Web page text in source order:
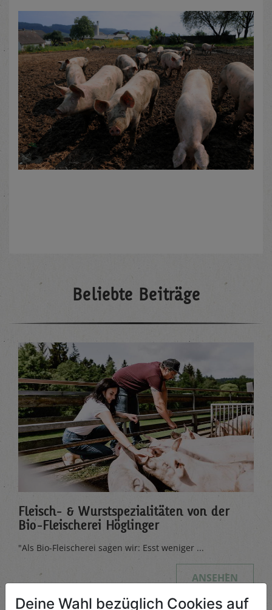
Beliebte Beiträge
Fleisch- & Wurstspezialitäten von der
Bio-Fleischerei Höglinger
"Als Bio-Fleischerei sagen wir: Esst weniger ...
ANSEHEN
Deine Wahl bezüglich Cookies auf